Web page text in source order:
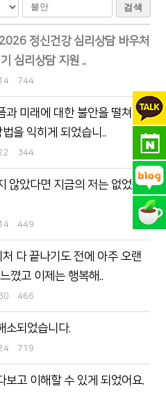
검색
정신건강 심리상담 바우처
심리상담 지원 ..
744
과 미래에 대한 불안을 떨쳐내
을 익히게 되었습니..
344
않았다면 지금의 저는 없었을
449
다 끝나기도 전에 아주 오랜
꼈고 이제는 행복해..
466
소되었습니다.
719
보고 이해할 수 있게 되었어요.